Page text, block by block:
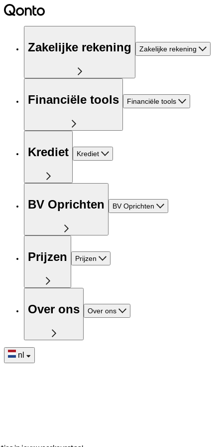
Zakelijke rekening Zakelijke rekening
Financiële tools Financiële tools
Krediet Krediet
BV Oprichten BV Oprichten
Prijzen Prijzen
Over ons Over ons
nl